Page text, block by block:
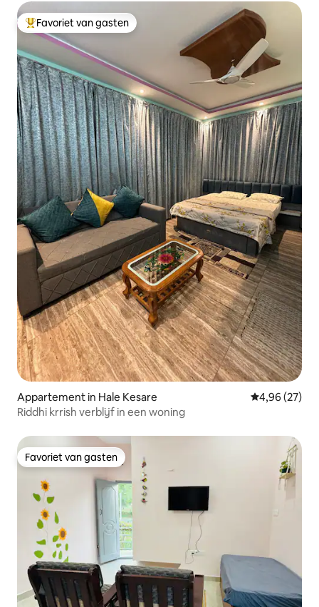
Topfavoriet van gasten
Favoriet van gasten
Appartement in Hale Kesare Gemiddelde
4,96 (27)
Riddhi krrish verblijf in een woning
Favoriet van gasten
Favoriet van gasten